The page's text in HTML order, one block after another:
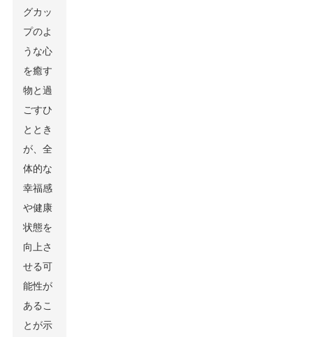
グカッ
プのよ
うな心
を癒す
物と過
ごすひ
ととき
が、全
体的な
幸福感
や健康
状態を
向上さ
せる可
能性が
あるこ
とが示